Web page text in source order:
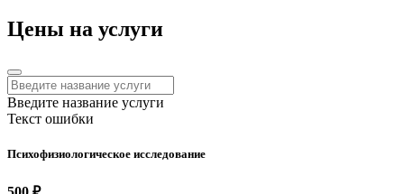
Цены на услуги
Введите название услуги
Текст ошибки
Психофизиологическое исследование